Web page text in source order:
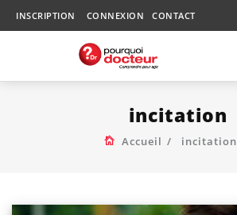
INSCRIPTION CONNEXION CONTACT
incitation
Accueil incitation